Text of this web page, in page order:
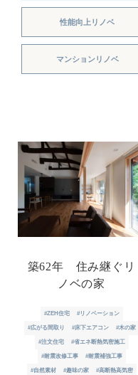
性能向上リノベ
マンションリノベ
築62年 住み継ぐリ
ノベの家
#ZEH住宅 #リノベーション
#広がる間取り #床下エアコン #木の家
#注文住宅 #省エネ断熱気密施工
#耐震改修工事 #耐震補強工事
#自然素材 #趣味の家 #高断熱高気密